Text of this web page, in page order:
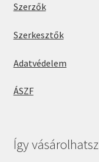
Szerzők
Szerkesztők
Adatvédelem
ÁSZF
Így vásárolhatsz